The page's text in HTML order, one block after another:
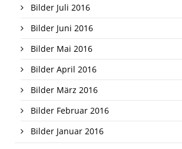
Bilder Juli 2016
Bilder Juni 2016
Bilder Mai 2016
Bilder April 2016
Bilder März 2016
Bilder Februar 2016
Bilder Januar 2016